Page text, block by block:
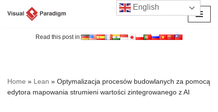
Read this post in:
Home » Lean » Optymalizacja procesów budowlanych za pomocą
edytora mapowania strumieni wartości zintegrowanego z AI
English